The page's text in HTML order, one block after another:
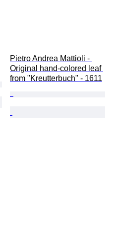
Pietro Andrea Mattioli -
Original hand-colored leaf
from "Kreutterbuch" - 1611